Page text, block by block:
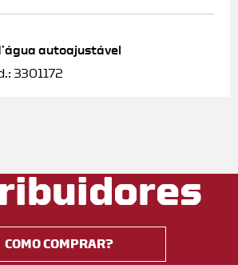
autoajustável
3301172
COMO COMPRAR?